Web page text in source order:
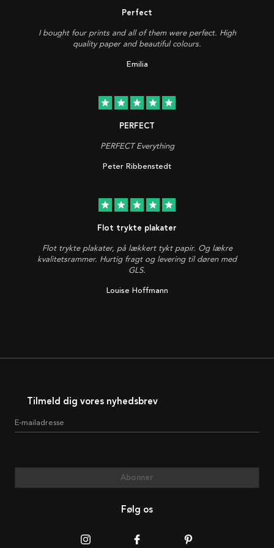
Perfect
I bought four prints and all of them were perfect. High
quality paper and beautiful colours.
Emilia
star star star star star
PERFECT
PERFECT Everything
Peter Ribbenstedt
star star star star star
Flot trykte plakater
Flot trykte plakater, på lækkert tykt papir. Og lækre
kvalitetsrammer. Hurtig fragt og levering til døren med
GLS.
Louise Hoffmann
Tilmeld dig vores nyhedsbrev
E-mailadresse
Abonner
Følg os